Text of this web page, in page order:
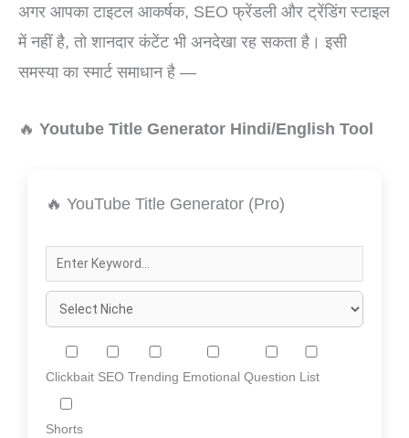
अगर आपका टाइटल आकर्षक, SEO फ्रेंडली और ट्रेंडिंग स्टाइल
में नहीं है, तो शानदार कंटेंट भी अनदेखा रह सकता है। इसी
समस्या का स्मार्ट समाधान है —
🔥 Youtube Title Generator Hindi/English Tool
🔥 YouTube Title Generator (Pro)
Clickbait SEO Trending Emotional Question List
Shorts